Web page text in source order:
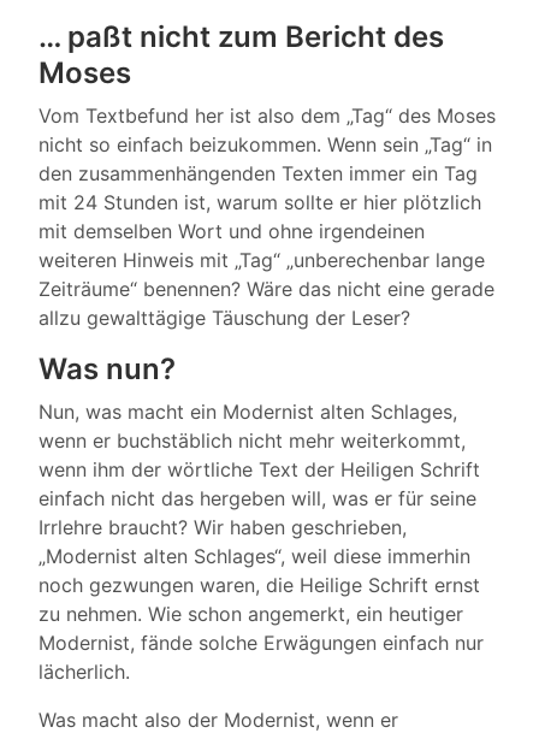
… paßt nicht zum Bericht des
Moses
Vom Textbefund her ist also dem „Tag“ des Moses
nicht so einfach beizukommen. Wenn sein „Tag“ in
den zusammenhängenden Texten immer ein Tag
mit 24 Stunden ist, warum sollte er hier plötzlich
mit demselben Wort und ohne irgendeinen
weiteren Hinweis mit „Tag“ „unberechenbar lange
Zeiträume“ benennen? Wäre das nicht eine gerade
allzu gewalttägige Täuschung der Leser?
Was nun?
Nun, was macht ein Modernist alten Schlages,
wenn er buchstäblich nicht mehr weiterkommt,
wenn ihm der wörtliche Text der Heiligen Schrift
einfach nicht das hergeben will, was er für seine
Irrlehre braucht? Wir haben geschrieben,
„Modernist alten Schlages“, weil diese immerhin
noch gezwungen waren, die Heilige Schrift ernst
zu nehmen. Wie schon angemerkt, ein heutiger
Modernist, fände solche Erwägungen einfach nur
lächerlich.
Was macht also der Modernist, wenn er